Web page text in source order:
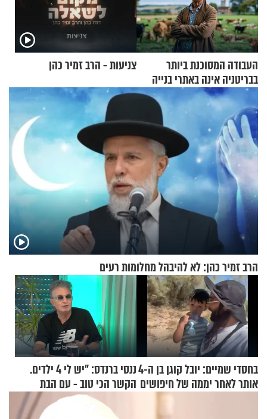
העבודה המסוכנת ביותר
בבריטניה אינה באתרי בנייה
אלא דווקא בשדות
צניעות - הרב זמיר כהן
הרב זמיר כהן: לא להיבהל מחלומות רעים
בחסדי שמיים: יובל קוגן בן ה-4
אותר לאחר יממה של חיפושים
ננסי ברנדס: "יש לי 4 ילדים.
הקשר הכי טוב - עם הבת
החרדית"